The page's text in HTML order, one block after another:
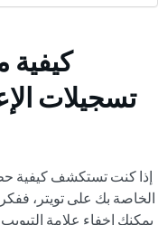
تسجيلات
إذا كنت تستكشف كيفية
الخاصة بك على تويتر،
يمكنك إخفاء علامة